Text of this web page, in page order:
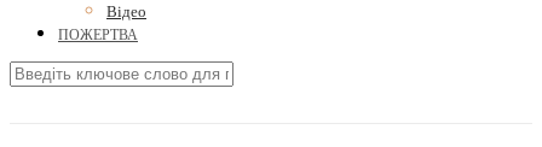
Відео
ПОЖЕРТВА